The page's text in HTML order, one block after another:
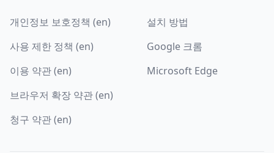
개인정보 보호정책 (en)
사용 제한 정책 (en)
이용 약관 (en)
브라우저 확장 약관 (en)
청구 약관 (en)
설치 방법
Google 크롬
Microsoft Edge